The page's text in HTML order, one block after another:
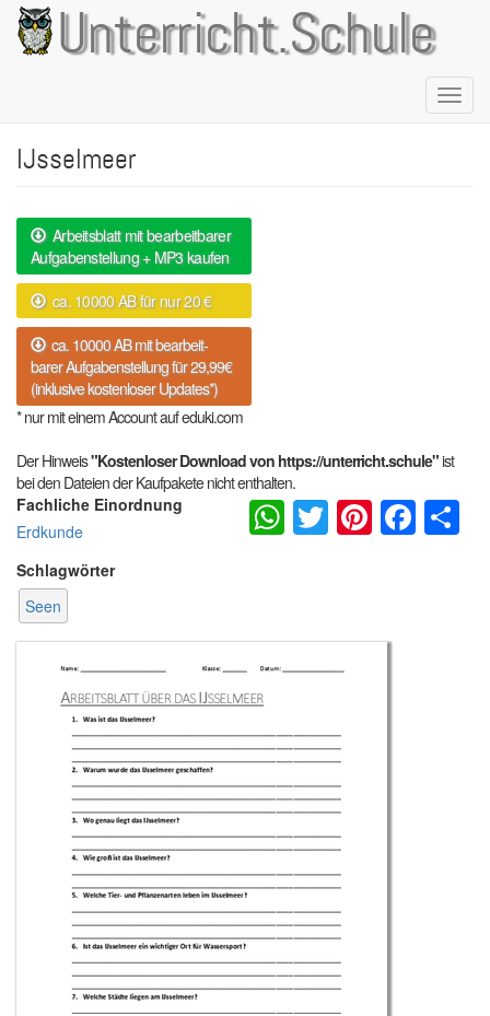
Direkt
zum
Inhalt
Unterricht.Schule
IJsselmeer
Arbeitsblatt mit bearbeitbarer
Aufgabenstellung + MP3 kaufen
ca. 10000 AB für nur 20 €
ca. 10000 AB mit bearbeit-
barer Aufgabenstellung für 29,99€
(inklusive kostenloser Updates*)
* nur mit einem Account auf eduki.com
Der Hinweis"Kostenloser Download von https://unterricht.schule"ist
bei den Dateien der Kaufpakete nicht enthalten.
Fachliche Einordnung
Erdkunde
Schlagwörter
Seen
WhatsApp
Twitter